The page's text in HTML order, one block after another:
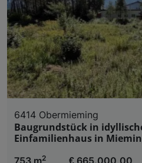
6414 Obermieming
Baugrundstück in
Einfamilienhaus in
2